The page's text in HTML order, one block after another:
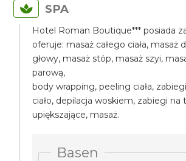
SPA
Hotel Roman Boutique*** posiada
oferuje: masaż całego ciała, masaż
głowy, masaż stóp, masaż szyi,
parową,
body wrapping, peeling ciała,
ciało, depilacja woskiem, zabiegi na
upiększające, masaż.
Basen